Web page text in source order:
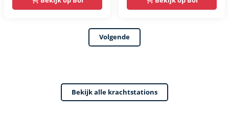
rack -
Multifunctioneel -
Verstelbaar -
bar - FPT165
Volgende
Bekijk alle krachtstations